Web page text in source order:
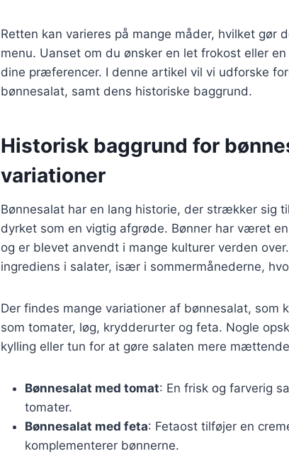
Retten kan varieres på mange måder, hvilket gør
menu. Uanset om du ønsker en let frokost eller
dine præferencer. I denne artikel vil vi udforske
bønnesalat, samt dens historiske baggrund.
Historisk baggrund for
variationer
Bønnesalat har en lang historie, der strækker sig
dyrket som en vigtig afgrøde. Bønner har været
og er blevet anvendt i mange kulturer verden
ingrediens i salater, især i sommermånederne,
Der findes mange variationer af bønnesalat, som
som tomater, løg, krydderurter og feta. Nogle
kylling eller tun for at gøre salaten mere
Bønnesalat med tomat: En frisk og farverig
tomater.
Bønnesalat med feta: Fetaost tilføjer en
komplementerer bønnerne.